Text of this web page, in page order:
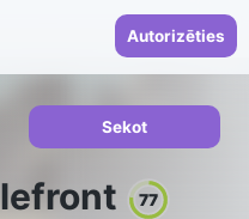
Autorizēties
77
Sekot